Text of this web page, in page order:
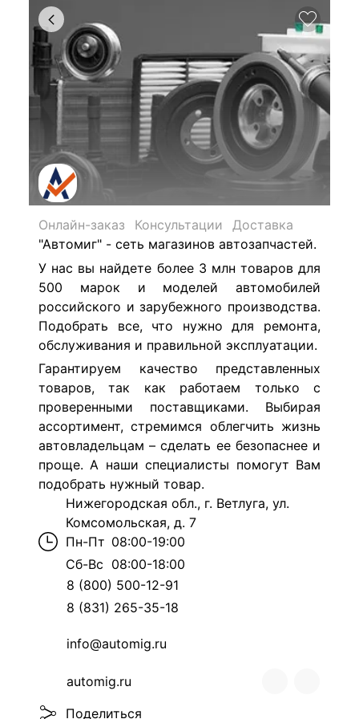
Онлайн-заказ Консультации
Доставка
"Автомиг" - сеть магазинов автозапчастей.
У нас вы найдете более 3 млн товаров для
500 марок и моделей автомобилей
российского и зарубежного производства.
Подобрать все, что нужно для ремонта,
обслуживания и правильной эксплуатации.
Гарантируем качество представленных
товаров, так как работаем только с
проверенными поставщиками. Выбирая
ассортимент, стремимся облегчить жизнь
автовладельцам – сделать ее безопаснее и
проще. А наши специалисты помогут Вам
подобрать нужный товар.
Нижегородская обл., г. Ветлуга, ул.
Комсомольская, д. 7
Пн-Пт 08:00-19:00
Сб-Вс 08:00-18:00
8 (800) 500-12-91
8 (831) 265-35-18
info@automig.ru
automig.ru
Поделиться